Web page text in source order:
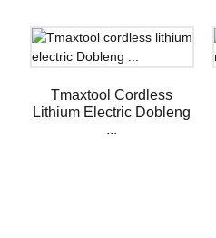
Tmaxtool Cordless
Lithium Electric Dobleng
...